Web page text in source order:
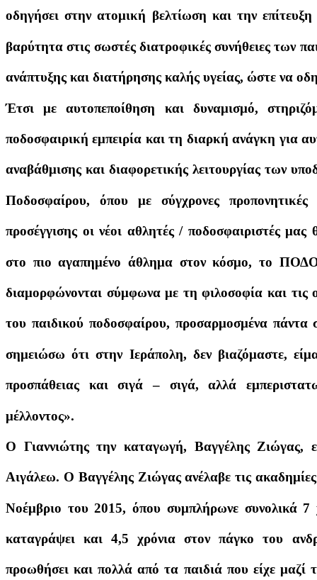
οδηγήσει στην ατομική βελτίωση και την
βαρύτητα στις σωστές διατροφικές συνήθειες των
ανάπτυξης και διατήρησης καλής υγείας, ώστε να
Έτσι με αυτοπεποίθηση και δυναμισμό,
ποδοσφαιρική εμπειρία και τη διαρκή ανάγκη για
αναβάθμισης και διαφορετικής λειτουργίας των
Ποδοσφαίρου, όπου με σύγχρονες
προσέγγισης οι νέοι αθλητές / ποδοσφαιριστές
στο πιο αγαπημένο άθλημα στον κόσμο, το
διαμορφώνονται σύμφωνα με τη φιλοσοφία και
του παιδικού ποδοσφαίρου, προσαρμοσμένα πάντα
σημειώσω ότι στην Ιεράπολη, δεν βιαζόμαστε,
προσπάθειας και σιγά – σιγά, αλλά
μέλλοντος».
Ο Γιαννιώτης την καταγωγή, Βαγγέλης Ζιώγας,
Αιγάλεω. Ο Βαγγέλης Ζιώγας ανέλαβε τις
Νοέμβριο του 2015, όπου συμπλήρωνε συνολικά 7
καταγράψει και 4,5 χρόνια στον πάγκο του
προωθήσει και πολλά από τα παιδιά που είχε